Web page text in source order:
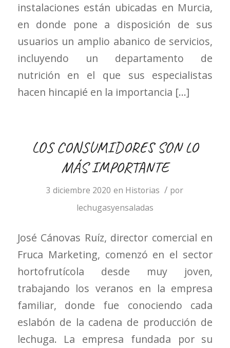
instalaciones están ubicadas en Murcia,
en donde pone a disposición de sus
usuarios un amplio abanico de servicios,
incluyendo un departamento de
nutrición en el que sus especialistas
hacen hincapié en la importancia […]
LOS CONSUMIDORES SON LO
MÁS IMPORTANTE
3 diciembre 2020 en Historias / por
lechugasyensaladas
José Cánovas Ruíz, director comercial en
Fruca Marketing, comenzó en el sector
hortofrutícola desde muy joven,
trabajando los veranos en la empresa
familiar, donde fue conociendo cada
eslabón de la cadena de producción de
lechuga. La empresa fundada por su